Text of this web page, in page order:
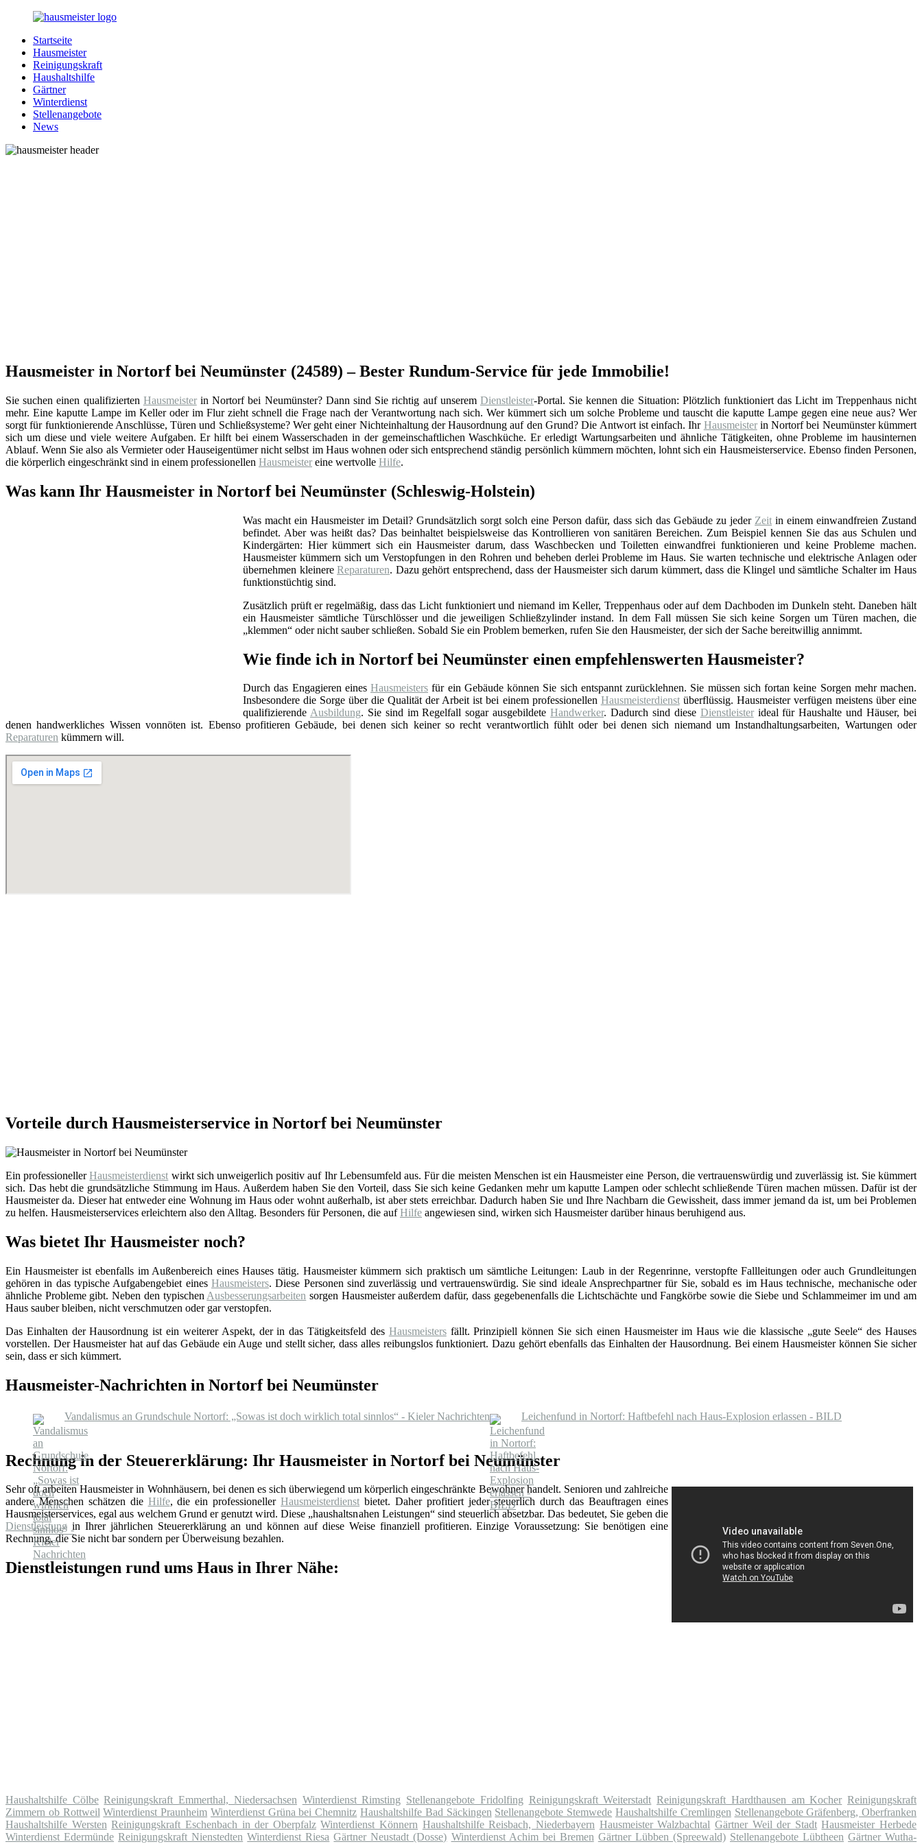
Zurück
Inhalt
Hausmeister.de
Alles
rund
Ihren
Haushalt
Startseite
Hausmeister
Reinigungskraft
Haushaltshilfe
Gärtner
Winterdienst
Stellenangebote
News
Hausmeister in Nortorf bei Neumünster (24589) – Bester Rundum-Service für jede Immobilie!
Sie suchen einen qualifizierten Hausmeisterin Nortorf bei Neumünster? Dann sind Sie richtig auf unserem Dienstleister-Portal. Sie kennen die Situation: Plötzlich funktioniert das Licht im Treppenhaus nicht
mehr. Eine kaputte Lampe im Keller oder im Flur zieht schnell die Frage nach der Verantwortung nach sich. Wer kümmert sich um solche Probleme und tauscht die kaputte Lampe gegen eine neue aus? Wer
sorgt für funktionierende Anschlüsse, Türen und Schließsysteme? Wer geht einer Nichteinhaltung der Hausordnung auf den Grund? Die Antwort ist einfach. Ihr Hausmeisterin Nortorf bei Neumünster kümmert
sich um diese und viele weitere Aufgaben. Er hilft bei einem Wasserschaden in der gemeinschaftlichen Waschküche. Er erledigt Wartungsarbeiten und ähnliche Tätigkeiten, ohne Probleme im hausinternen
Ablauf. Wenn Sie also als Vermieter oder Hauseigentümer nicht selbst im Haus wohnen oder sich entsprechend ständig persönlich kümmern möchten, lohnt sich ein Hausmeisterservice. Ebenso finden Personen,
die körperlich eingeschränkt sind in einem professionellen Hausmeister eine wertvolle Hilfe.
Was kann Ihr Hausmeister in Nortorf bei Neumünster (Schleswig-Holstein)
Was macht ein Hausmeister im Detail? Grundsätzlich sorgt solch eine Person dafür, dass sich das Gebäude zu jeder Zeit in einem einwandfreien Zustand
befindet. Aber was heißt das? Das beinhaltet beispielsweise das Kontrollieren von sanitären Bereichen. Zum Beispiel kennen Sie das aus Schulen und
Kindergärten: Hier kümmert sich ein Hausmeister darum, dass Waschbecken und Toiletten einwandfrei funktionieren und keine Probleme machen.
Hausmeister kümmern sich um Verstopfungen in den Rohren und beheben derlei Probleme im Haus. Sie warten technische und elektrische Anlagen oder
übernehmen kleinereReparaturen. Dazu gehört entsprechend, dass der Hausmeister sich darum kümmert, dass die Klingel und sämtliche Schalter im Haus
funktionstüchtig sind.
Zusätzlich prüft er regelmäßig, dass das Licht funktioniert und niemand im Keller, Treppenhaus oder auf dem Dachboden im Dunkeln steht. Daneben hält
ein Hausmeister sämtliche Türschlösser und die jeweiligen Schließzylinder instand. In dem Fall müssen Sie sich keine Sorgen um Türen machen, die
„klemmen“ oder nicht sauber schließen. Sobald Sie ein Problem bemerken, rufen Sie den Hausmeister, der sich der Sache bereitwillig annimmt.
Wie finde ich in Nortorf bei Neumünster einen empfehlenswerten Hausmeister?
Durch das Engagieren eines Hausmeisters für ein Gebäude können Sie sich entspannt zurücklehnen. Sie müssen sich fortan keine Sorgen mehr machen.
Insbesondere die Sorge über die Qualität der Arbeit ist bei einem professionellen Hausmeisterdienstüberflüssig. Hausmeister verfügen meistens über eine
qualifizierende Ausbildung. Sie sind im Regelfall sogar ausgebildeteHandwerker. Dadurch sind diese Dienstleisterideal für Haushalte und Häuser, bei
denen handwerkliches Wissen vonnöten ist. Ebenso profitieren Gebäude, bei denen sich keiner so recht verantwortlich fühlt oder bei denen sich niemand um Instandhaltungsarbeiten, Wartungen oder
Reparaturen kümmern will.
Vorteile durch Hausmeisterservice in Nortorf bei Neumünster
Ein professionellerHausmeisterdienst wirkt sich unweigerlich positiv auf Ihr Lebensumfeld aus. Für die meisten Menschen ist ein Hausmeister eine Person, die vertrauenswürdig und zuverlässig ist. Sie kümmert
sich. Das hebt die grundsätzliche Stimmung im Haus. Außerdem haben Sie den Vorteil, dass Sie sich keine Gedanken mehr um kaputte Lampen oder schlecht schließende Türen machen müssen. Dafür ist der
Hausmeister da. Dieser hat entweder eine Wohnung im Haus oder wohnt außerhalb, ist aber stets erreichbar. Dadurch haben Sie und Ihre Nachbarn die Gewissheit, dass immer jemand da ist, um bei Problemen
zu helfen. Hausmeisterservices erleichtern also den Alltag. Besonders für Personen, die aufHilfe angewiesen sind, wirken sich Hausmeister darüber hinaus beruhigend aus.
Was bietet Ihr Hausmeister noch?
Ein Hausmeister ist ebenfalls im Außenbereich eines Hauses tätig. Hausmeister kümmern sich praktisch um sämtliche Leitungen: Laub in der Regenrinne, verstopfte Fallleitungen oder auch Grundleitungen
gehören in das typische Aufgabengebiet eines Hausmeisters. Diese Personen sind zuverlässig und vertrauenswürdig. Sie sind ideale Ansprechpartner für Sie, sobald es im Haus technische, mechanische oder
ähnliche Probleme gibt. Neben den typischen Ausbesserungsarbeiten sorgen Hausmeister außerdem dafür, dass gegebenenfalls die Lichtschächte und Fangkörbe sowie die Siebe und Schlammeimer im und am
Haus sauber bleiben, nicht verschmutzen oder gar verstopfen.
Das Einhalten der Hausordnung ist ein weiterer Aspekt, der in das Tätigkeitsfeld des Hausmeistersfällt. Prinzipiell können Sie sich einen Hausmeister im Haus wie die klassische „gute Seele“ des Hauses
vorstellen. Der Hausmeister hat auf das Gebäude ein Auge und stellt sicher, dass alles reibungslos funktioniert. Dazu gehört ebenfalls das Einhalten der Hausordnung. Bei einem Hausmeister können Sie sicher
sein, dass er sich kümmert.
Hausmeister-Nachrichten in Nortorf bei Neumünster
Vandalismus an Grundschule Nortorf: „Sowas ist doch wirklich total sinnlos“ - Kieler Nachrichten Leichenfund in Nortorf: Haftbefehl nach Haus-Explosion erlassen - BILD
Rechnung in der Steuererklärung: Ihr Hausmeister in Nortorf bei Neumünster
Sehr oft arbeiten Hausmeister in Wohnhäusern, bei denen es sich überwiegend um körperlich eingeschränkte Bewohner handelt. Senioren und zahlreiche
andere Menschen schätzen die Hilfe, die ein professionellerHausmeisterdienst bietet. Daher profitiert jeder steuerlich durch das Beauftragen eines
Hausmeisterservices, egal aus welchem Grund er genutzt wird. Diese „haushaltsnahen Leistungen“ sind steuerlich absetzbar. Das bedeutet, Sie geben die
Dienstleistungin Ihrer jährlichen Steuererklärung an und können auf diese Weise finanziell profitieren. Einzige Voraussetzung: Sie benötigen eine
Rechnung, die Sie nicht bar sondern per Überweisung bezahlen.
Dienstleistungen rund ums Haus in Ihrer Nähe:
Haushaltshilfe Cölbe Reinigungskraft Emmerthal, Niedersachsen Winterdienst Rimsting Stellenangebote Fridolfing Reinigungskraft Weiterstadt Reinigungskraft Hardthausen am Kocher Reinigungskraft
Zimmern ob Rottweil Winterdienst Praunheim Winterdienst Grüna bei Chemnitz Haushaltshilfe Bad Säckingen Stellenangebote Stemwede Haushaltshilfe Cremlingen Stellenangebote Gräfenberg, Oberfranken
Haushaltshilfe Wersten Reinigungskraft Eschenbach in der Oberpfalz Winterdienst Könnern Haushaltshilfe Reisbach, Niederbayern Hausmeister Walzbachtal Gärtner Weil der Stadt Hausmeister Herbede
Winterdienst Edermünde Reinigungskraft Nienstedten Winterdienst Riesa Gärtner Neustadt (Dosse) Winterdienst Achim bei Bremen Gärtner Lübben (Spreewald) Stellenangebote Lübtheen Gärtner Wutha-